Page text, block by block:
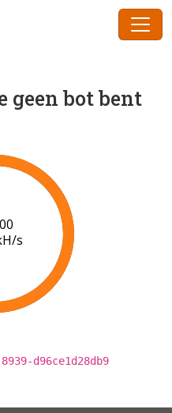
geen bot bent
s
d96ce1d28db9